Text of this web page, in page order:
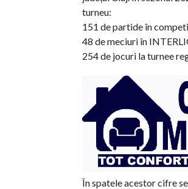
turneu:
151 de partide în
48 de meciuri în
254 de jocuri la turnee
În spatele acestor cifre